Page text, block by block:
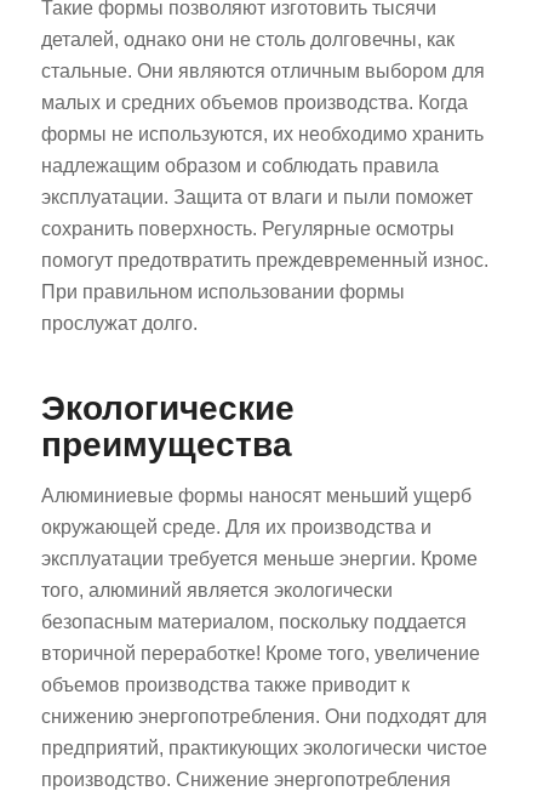
Такие формы позволяют изготовить тысячи
деталей, однако они не столь долговечны, как
стальные. Они являются отличным выбором для
малых и средних объемов производства. Когда
формы не используются, их необходимо хранить
надлежащим образом и соблюдать правила
эксплуатации. Защита от влаги и пыли поможет
сохранить поверхность. Регулярные осмотры
помогут предотвратить преждевременный износ.
При правильном использовании формы
прослужат долго.
Экологические
преимущества
Алюминиевые формы наносят меньший ущерб
окружающей среде. Для их производства и
эксплуатации требуется меньше энергии. Кроме
того, алюминий является экологически
безопасным материалом, поскольку поддается
вторичной переработке! Кроме того, увеличение
объемов производства также приводит к
снижению энергопотребления. Они подходят для
предприятий, практикующих экологически чистое
производство. Снижение энергопотребления
ES
JA
KO
CS
DA
FI
EL
SV
RO